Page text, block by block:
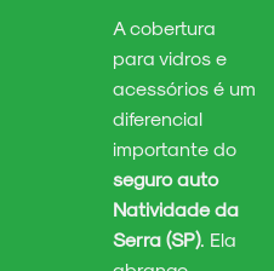
A cobertura
para vidros e
acessórios é um
diferencial
importante do
seguro auto
Natividade da
Serra (SP). Ela